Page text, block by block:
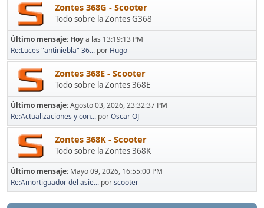
Zontes 368G - Scooter
Todo sobre la Zontes G368
Último mensaje: Hoya las 13:19:13 PM
Re:Luces "antiniebla" 36... por Hugo
Zontes 368E - Scooter
Todo sobre la Zontes 368E
Último mensaje:Agosto 03, 2026, 23:32:37 PM
Re:Actualizaciones y con... porOscar OJ
Zontes 368K - Scooter
Todo sobre la Zontes 368K
Último mensaje: Mayo 09, 2026, 16:55:00 PM
Re:Amortiguador del asie... porscooter